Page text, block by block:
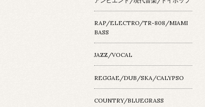
RAP/ELECTRO/TR-808/MIAMI
BASS
JAZZ/VOCAL
REGGAE/DUB/SKA/CALYPSO
COUNTRY/BLUEGRASS